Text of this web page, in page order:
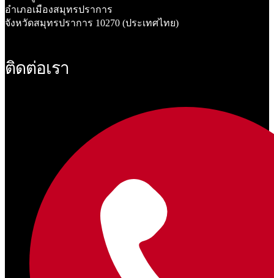
อำเภอเมืองสมุทรปราการ
จังหวัดสมุทรปราการ 10270 (ประเทศไทย)
ติดต่อเรา